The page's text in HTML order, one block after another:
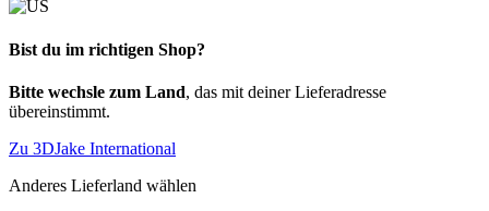
Bist du im richtigen Shop?
Bitte wechsle zum Land, das mit deiner Lieferadresse
übereinstimmt.
Zu 3DJake International
Anderes Lieferland wählen